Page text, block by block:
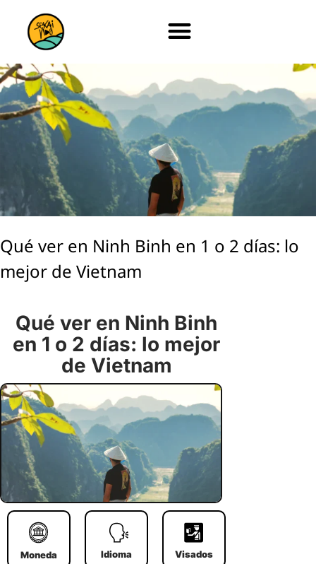
Qué ver en Ninh Binh en 1 o 2 días: lo
mejor de Vietnam
Qué ver en Ninh Binh
en 1 o 2 días: lo mejor
de Vietnam
Moneda Idioma Visados